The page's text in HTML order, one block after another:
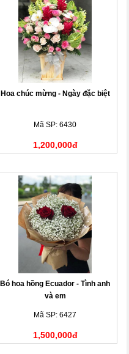
Hoa chúc mừng - Ngày đặc biệt
Mã SP: 6430
1,200,000đ
Bó hoa hồng Ecuador - Tình anh
và em
Mã SP: 6427
1,500,000đ